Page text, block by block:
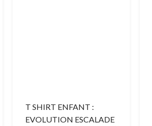
T SHIRT ENFANT :
EVOLUTION ESCALADE